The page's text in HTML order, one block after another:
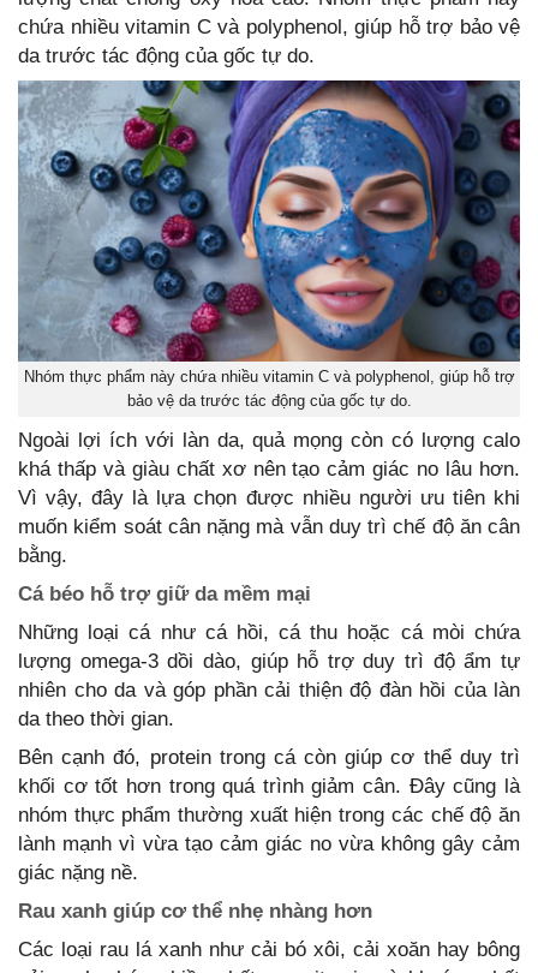
chứa nhiều vitamin C và polyphenol, giúp hỗ trợ bảo vệ
da trước tác động của gốc tự do.
Nhóm thực phẩm này chứa nhiều vitamin C và polyphenol, giúp hỗ trợ
bảo vệ da trước tác động của gốc tự do.
Ngoài lợi ích với làn da, quả mọng còn có lượng calo
khá thấp và giàu chất xơ nên tạo cảm giác no lâu hơn.
Vì vậy, đây là lựa chọn được nhiều người ưu tiên khi
muốn kiểm soát cân nặng mà vẫn duy trì chế độ ăn cân
bằng.
Cá béo hỗ trợ giữ da mềm mại
Những loại cá như cá hồi, cá thu hoặc cá mòi chứa
lượng omega-3 dồi dào, giúp hỗ trợ duy trì độ ẩm tự
nhiên cho da và góp phần cải thiện độ đàn hồi của làn
da theo thời gian.
Bên cạnh đó, protein trong cá còn giúp cơ thể duy trì
khối cơ tốt hơn trong quá trình giảm cân. Đây cũng là
nhóm thực phẩm thường xuất hiện trong các chế độ ăn
lành mạnh vì vừa tạo cảm giác no vừa không gây cảm
giác nặng nề.
Rau xanh giúp cơ thể nhẹ nhàng hơn
Các loại rau lá xanh như cải bó xôi, cải xoăn hay bông